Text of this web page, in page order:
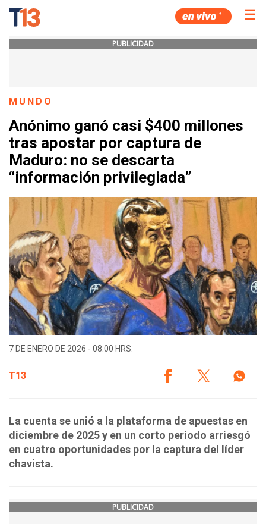
☰
PUBLICIDAD
MUNDO
Anónimo ganó casi $400 millones
tras apostar por captura de
Maduro: no se descarta
“información privilegiada”
7 DE ENERO DE 2026 - 08:00 HRS.
T13
La cuenta se unió a la plataforma de apuestas en
diciembre de 2025 y en un corto periodo arriesgó
en cuatro oportunidades por la captura del líder
chavista.
PUBLICIDAD